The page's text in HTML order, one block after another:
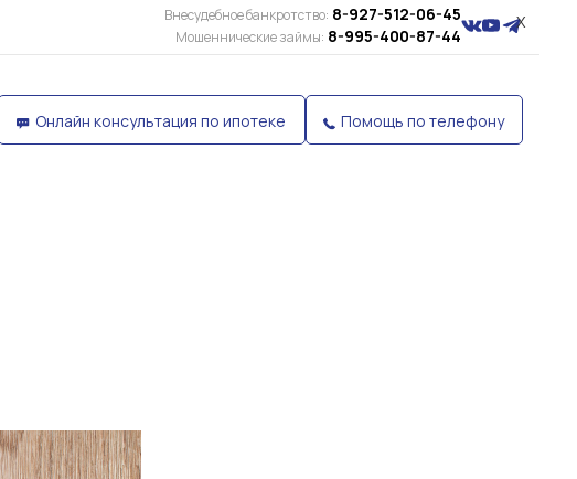
X
Внесудебное банкротство: 8-927-512-06-45
Мошеннические займы: 8-995-400-87-44
Онлайн консультация по ипотеке Помощь по телефону